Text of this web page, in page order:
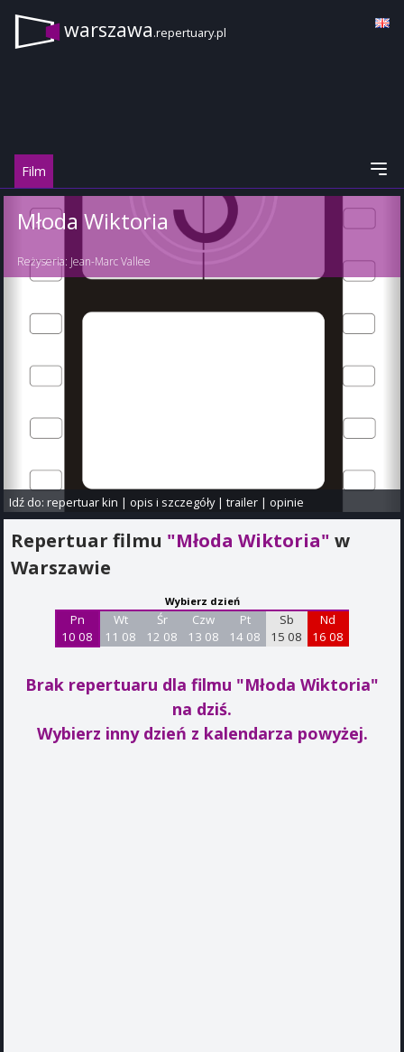
warszawa.repertuary.pl
Film
Młoda Wiktoria
Reżyseria: Jean-Marc Vallee
Idź do:repertuar kin |opis i szczegóły|trailer |opinie
Repertuar filmu "Młoda Wiktoria" w
Warszawie
Wybierz dzień
Pn
10 08
Wt
11 08
Śr
12 08
Czw
13 08
Pt
14 08
Sb
15 08
Nd
16 08
Brak repertuaru dla filmu "Młoda Wiktoria"
na dziś.
Wybierz inny dzień z kalendarza powyżej.